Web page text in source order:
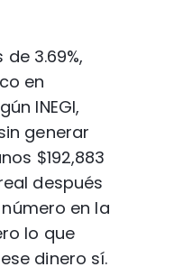
3.69%,
en
INEGI,
generar
$192,883
después
en la
lo que
dinero sí.